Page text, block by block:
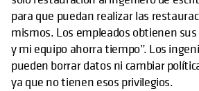
para que puedan realizar las
mismos. Los empleados obtienen
y mi equipo ahorra tiempo”. Los
pueden borrar datos ni cambiar
ya que no tienen esos privilegios.